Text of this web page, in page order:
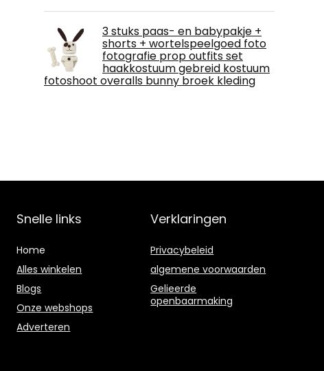
3 stuks paas- en babypakje +
shorts + wortelspeelgoed foto
fotografie prop outfits set
haakkostuum gebreid kostuum
fotoshoot overalls bunny broek kleding
Snelle links
Home
Alles winkelen
Blogs
Onze webshops
Adverteren
Verklaringen
Privacybeleid
algemene voorwaarden
Gelieerde
openbaarmaking